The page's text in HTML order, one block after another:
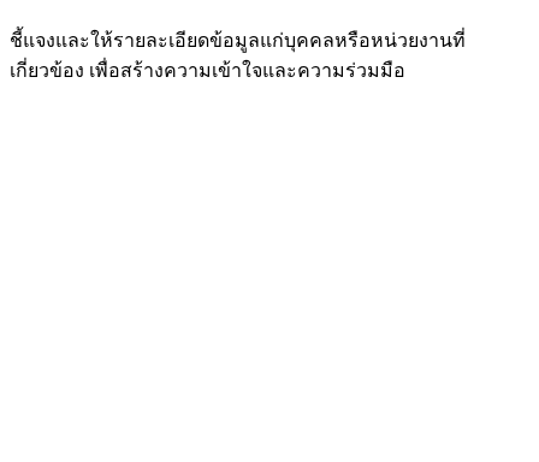
ชี้แจงและให้รายละเอียดข้อมูลแก่บุคคลหรือหน่วยงานที่
เกี่ยวข้อง เพื่อสร้างความเข้าใจและความร่วมมือ